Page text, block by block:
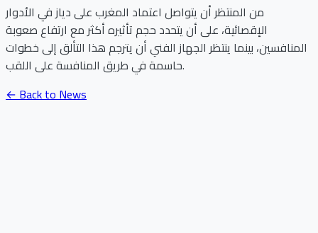
من المنتظر أن يتواصل اعتماد المغرب على دياز في الأدوار
الإقصائية، على أن يتحدد حجم تأثيره أكثر مع ارتفاع صعوبة
المنافسين، بينما ينتظر الجهاز الفني أن يترجم هذا التألق إلى خطوات
حاسمة في طريق المنافسة على اللقب.
← Back to News